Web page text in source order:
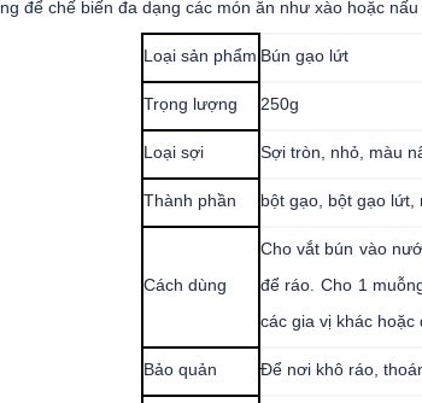
để chế biến đa dạng các món ăn như xào hoặc
Loại sản phẩm Bún gạo lứt
Trọng lượng 250g
Loại sợi Sợi tròn, nhỏ, màu
Thành phần bột gạo, bột gạo lứt,
Cách dùng
Cho vắt bún vào
để ráo. Cho 1
các gia vị khác hoặc
Bảo quản Để nơi khô ráo,